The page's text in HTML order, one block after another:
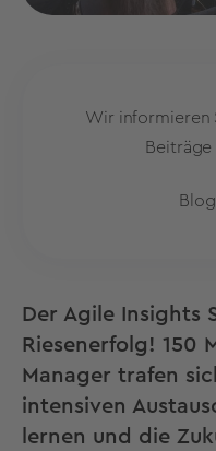
Wir informieren
Der Agile Insights
Riesenerfolg! 150
Manager trafen
intensiven
lernen und die